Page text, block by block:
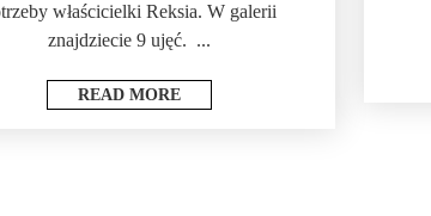
właścicielki Reksia. W galerii
znajdziecie 9 ujęć. ...
READ MORE